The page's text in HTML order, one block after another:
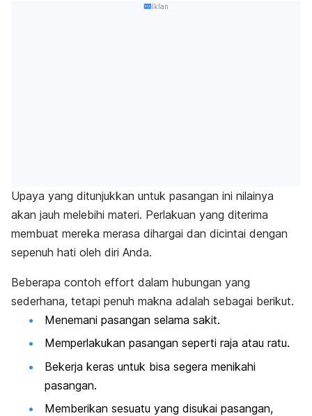
Iklan
Upaya yang ditunjukkan untuk pasangan ini nilainya
akan jauh melebihi materi. Perlakuan yang diterima
membuat mereka merasa dihargai dan dicintai dengan
sepenuh hati oleh diri Anda.
Beberapa contoh effort dalam hubungan yang
sederhana, tetapi penuh makna adalah sebagai berikut.
Menemani pasangan selama sakit.
Memperlakukan pasangan seperti raja atau ratu.
Bekerja keras untuk bisa segera menikahi
pasangan.
Memberikan sesuatu yang disukai pasangan,